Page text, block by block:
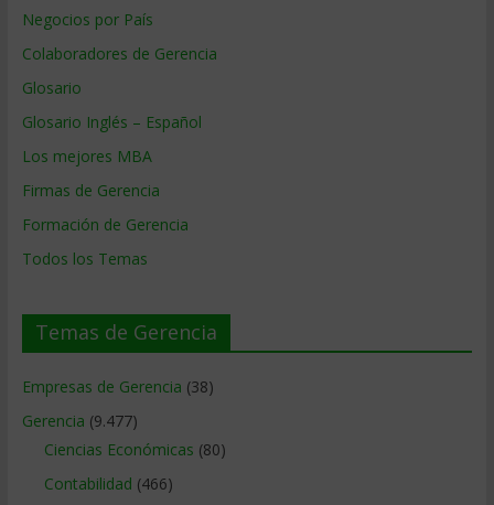
Negocios por País
Colaboradores de Gerencia
Glosario
Glosario Inglés – Español
Los mejores MBA
Firmas de Gerencia
Formación de Gerencia
Todos los Temas
Temas de Gerencia
Empresas de Gerencia (38)
Gerencia (9.477)
Ciencias Económicas (80)
Contabilidad (466)